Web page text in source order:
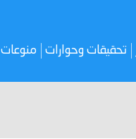
تحقيقات وحوارات منوعات